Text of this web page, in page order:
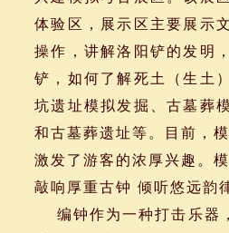
体验区，展示区主要展示
操作，讲解洛阳铲的发明
铲，如何了解死土（生土
坑遗址模拟发掘、古墓葬
和古墓葬遗址等。目前，
激发了游客的浓厚兴趣。
敲响厚重古钟 倾听悠远韵
编钟作为一种打击乐器